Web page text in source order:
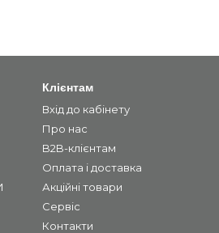
Клієнтам
Вхід до кабінету
Про нас
B2B-клієнтам
Оплата і доставка
Акційні товари
Сервіс
Контакти